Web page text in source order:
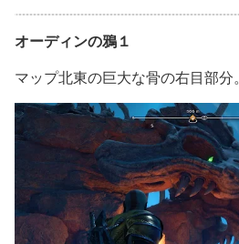
オーディンの鴉１
マップ北東の巨大な骨の右目部分。